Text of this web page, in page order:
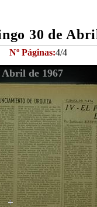
30 de
Nº Páginas:4/4
de 1967